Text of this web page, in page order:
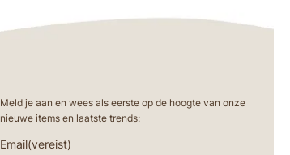
Meld je aan en wees als eerste op de hoogte van onze
nieuwe items en laatste trends:
Email(vereist)